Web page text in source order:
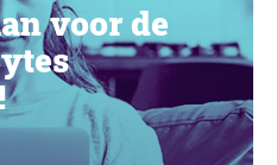
voor de